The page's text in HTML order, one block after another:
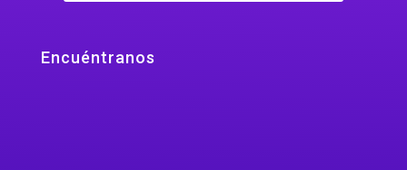
Encuéntranos